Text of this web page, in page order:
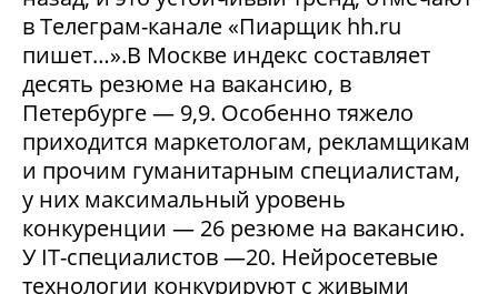
в Телеграм-канале «Пиарщик hh.ru
пишет…».В Москве индекс составляет
десять резюме на вакансию, в
Петербурге — 9,9. Особенно тяжело
приходится маркетологам, рекламщикам
и прочим гуманитарным специалистам,
у них максимальный уровень
конкуренции — 26 резюме на вакансию.
У IT-специалистов —20. Нейросетевые
технологии конкурируют с живыми